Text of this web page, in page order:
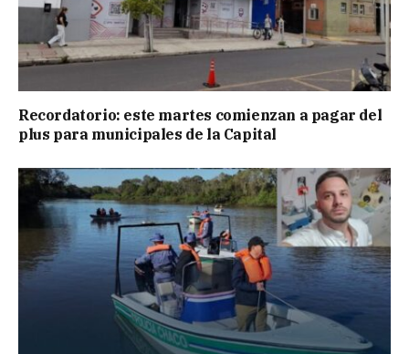
Recordatorio: este martes comienzan a pagar del
plus para municipales de la Capital